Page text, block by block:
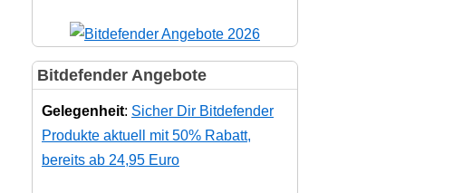
Bitdefender Angebote
Gelegenheit: Sicher Dir Bitdefender
Produkte aktuell mit 50% Rabatt,
bereits ab 24,95 Euro